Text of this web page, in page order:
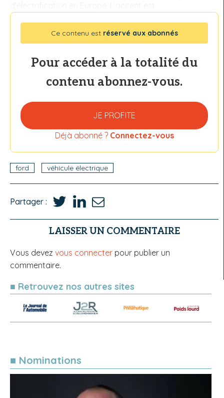
d'électrification en Europe. L’accent est
Ce contenu est réservé aux abonnés
Pour accéder à la totalité du
contenu abonnez-vous.
JE PROFITE
Déjà abonné ? Connectez-vous
ford véhicule électrique
Partager :
LAISSER UN COMMENTAIRE
Vous devez vous connecter pour publier un
commentaire.
■ Retrouvez nos autres sites
■ Nominations